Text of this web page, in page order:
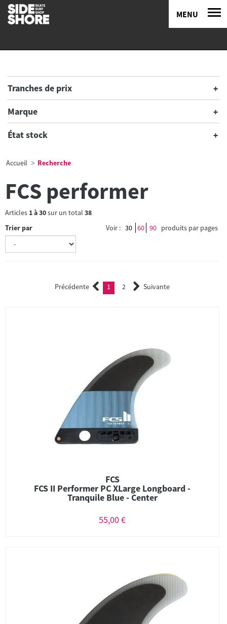
MENU
Tranches de prix
Marque
État stock
Accueil Recherche
FCS performer
Articles 1à30sur un total 38
Trier par
Voir : 30 60 90 produits par pages
Précédente 1 (current)
2 Suivante
FCS
FCS II Performer PC XLarge Longboard -
Tranquile Blue - Center
55,00 €